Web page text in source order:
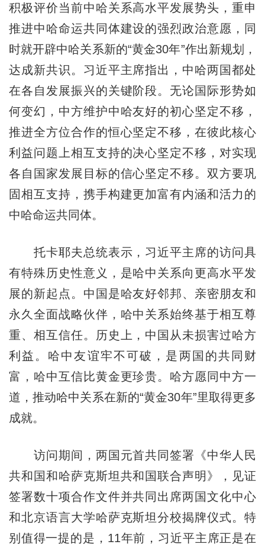
积极评价当前中哈关系高水平发展势头，重申
推进中哈命运共同体建设的强烈政治意愿，同
时就开辟中哈关系新的“黄金30年”作出新规划，
达成新共识。习近平主席指出，中哈两国都处
在各自发展振兴的关键阶段。无论国际形势如
何变幻，中方维护中哈友好的初心坚定不移，
推进全方位合作的恒心坚定不移，在彼此核心
利益问题上相互支持的决心坚定不移，对实现
各自国家发展目标的信心坚定不移。双方要巩
固相互支持，携手构建更加富有内涵和活力的
中哈命运共同体。
托卡耶夫总统表示，习近平主席的访问具
有特殊历史性意义，是哈中关系向更高水平发
展的新起点。中国是哈友好邻邦、亲密朋友和
永久全面战略伙伴，哈中关系始终基于相互尊
重、相互信任。历史上，中国从未损害过哈方
利益。哈中友谊牢不可破，是两国的共同财
富，哈中互信比黄金更珍贵。哈方愿同中方一
道，推动哈中关系在新的“黄金30年”里取得更多
成就。
访问期间，两国元首共同签署《中华人民
共和国和哈萨克斯坦共和国联合声明》，见证
签署数十项合作文件并共同出席两国文化中心
和北京语言大学哈萨克斯坦分校揭牌仪式。特
别值得一提的是，11年前，习近平主席正是在